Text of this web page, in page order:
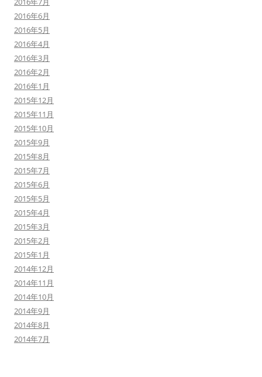
2016年6月
2016年5月
2016年4月
2016年3月
2016年2月
2016年1月
2015年12月
2015年11月
2015年10月
2015年9月
2015年8月
2015年7月
2015年6月
2015年5月
2015年4月
2015年3月
2015年2月
2015年1月
2014年12月
2014年11月
2014年10月
2014年9月
2014年8月
2014年7月